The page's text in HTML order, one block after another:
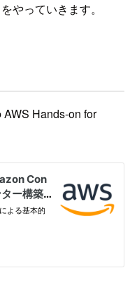
やっていきます。
Hands-on for